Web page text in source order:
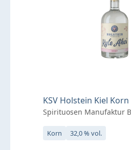
KSV Holstein Kiel Korn
Spirituosen Manufaktur
Korn 32,0 % vol.